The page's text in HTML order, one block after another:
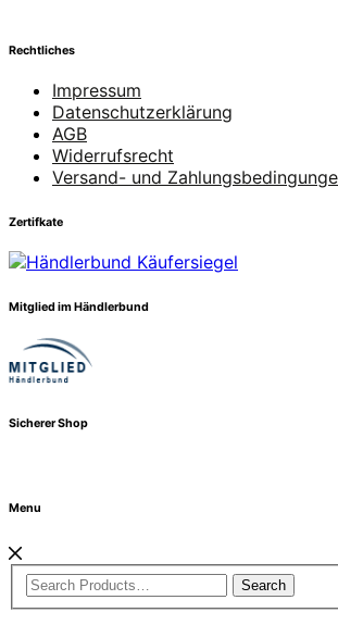
Rechtliches
Impressum
Datenschutzerklärung
AGB
Widerrufsrecht
Versand- und
Zertifkate
Mitglied im Händlerbund
Sicherer Shop
Menu
Search